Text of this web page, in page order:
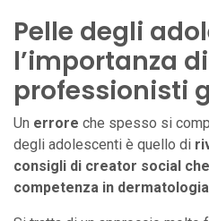
Pelle degli
l’importanza
professionisti
Un errore che spesso si
degli adolescenti è quello di
consigli di creator social
competenza in